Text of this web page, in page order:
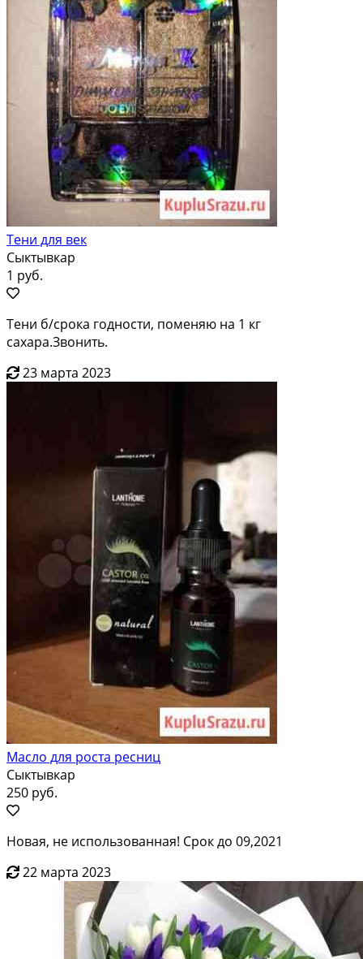
Тени для век
Сыктывкар
1 руб.
Тени б/срока годности, поменяю на 1 кг
сахара.Звонить.
23 марта 2023
Масло для роста ресниц
Сыктывкар
250 руб.
Новая, не использованная! Срок до 09,2021
22 марта 2023